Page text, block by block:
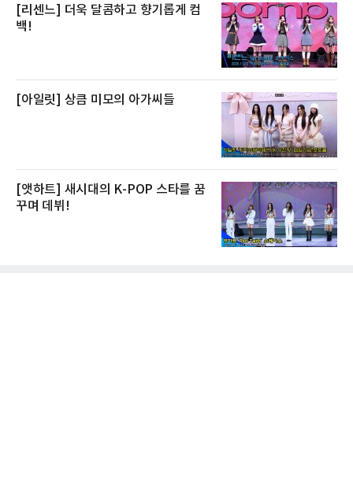
[리센느] 더욱 달콤하고 향기롭게 컴
백!
[아일릿] 상큼 미모의 아가씨들
[앳하트] 새시대의 K-POP 스타를 꿈
꾸며 데뷔!